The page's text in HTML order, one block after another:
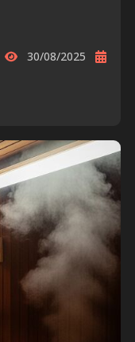
30/08/2025